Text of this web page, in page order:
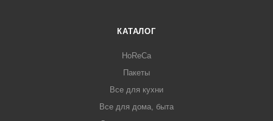
КАТАЛОГ
HoReCa
Пакеты
Все для кухни
Все для дома, быта